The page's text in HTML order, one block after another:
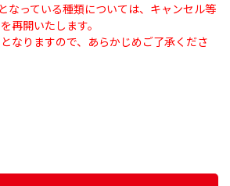
っている種類については、キャンセル等
再開いたします。
なりますので、あらかじめご了承くださ